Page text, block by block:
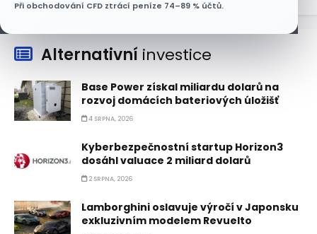
Při obchodování CFD ztrácí peníze 74–89 % účtů.
Alternativní investice
Base Power získal miliardu dolarů na
rozvoj domácích bateriových úložišť
4 SRPNA, 2026
Kyberbezpečnostní startup Horizon3
dosáhl valuace 2 miliard dolarů
2 SRPNA, 2026
Lamborghini oslavuje výročí v Japonsku
exkluzivním modelem Revuelto